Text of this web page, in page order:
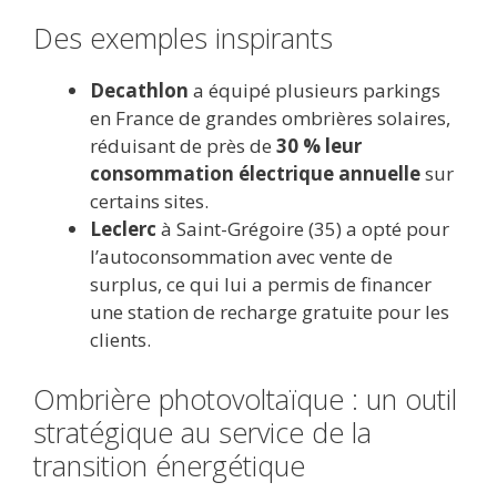
Des exemples inspirants
Decathlon a équipé plusieurs parkings
en France de grandes ombrières solaires,
réduisant de près de 30 % leur
consommation électrique annuellesur
certains sites.
Leclerc à Saint-Grégoire (35) a opté pour
l’autoconsommation avec vente de
surplus, ce qui lui a permis de financer
une station de recharge gratuite pour les
clients.
Ombrière photovoltaïque : un outil
stratégique au service de la
transition énergétique